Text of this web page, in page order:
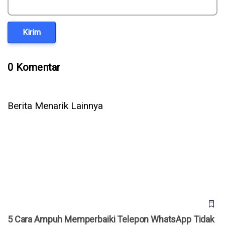
Kirim
0 Komentar
Berita Menarik Lainnya
5 Cara Ampuh Memperbaiki Telepon WhatsApp Tidak